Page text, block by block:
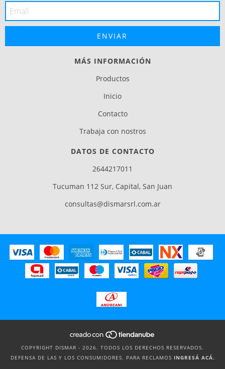
MÁS INFORMACIÓN
Productos
Inicio
Contacto
Trabaja con nostros
DATOS DE CONTACTO
2644217011
Tucuman 112 Sur, Capital, San Juan
consultas@dismarsrl.com.ar
COPYRIGHT DISMAR - 2026. TODOS LOS DERECHOS RESERVADOS.
DEFENSA DE LAS Y LOS CONSUMIDORES. PARA RECLAMOS INGRESÁ ACÁ.